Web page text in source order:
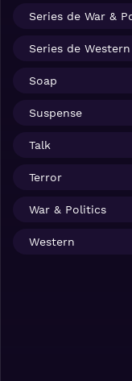
Series de War &
Series de Western
Soap
Suspense
Talk
Terror
War & Politics
Western